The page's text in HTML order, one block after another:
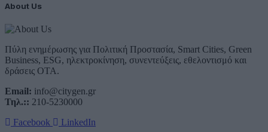
About Us
Πύλη ενημέρωσης για Πολιτική Προστασία, Smart Cities, Green
Business, ESG, ηλεκτροκίνηση, συνεντεύξεις, εθελοντισμό και
δράσεις ΟΤΑ.
Email: info@citygen.gr
Τηλ.:: 210-5230000
Facebook
LinkedIn